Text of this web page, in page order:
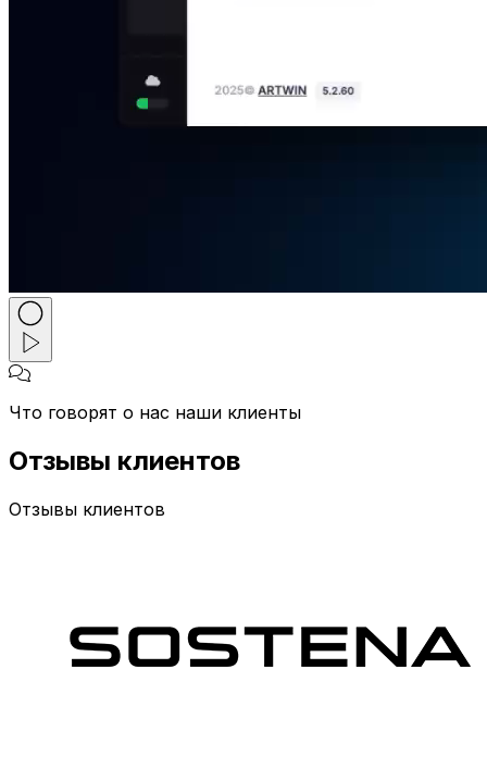
Что говорят о нас наши клиенты
Отзывы клиентов
Отзывы клиентов